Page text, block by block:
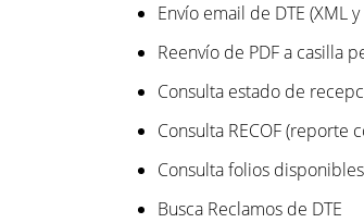
Envío email de DTE (XML
Reenvío de PDF a casilla
Consulta estado de
Consulta RECOF (reporte
Consulta folios
Busca Reclamos de DTE